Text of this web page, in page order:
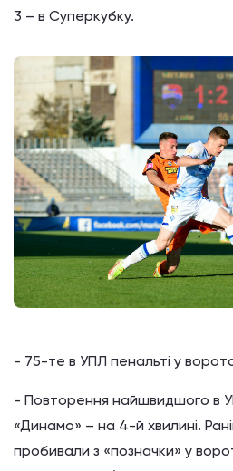
3 – в Суперкубку.
- 75-те в УПЛ пенальті у
- Повторення найшвидшого в
«Динамо» – на 4-й хвилині.
пробивали з «позначки» у